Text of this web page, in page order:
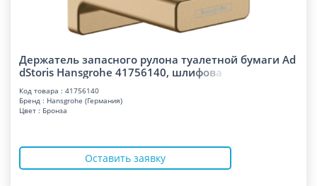
Держатель запасного рулона туалетной бумаги Ad
dStoris Hansgrohe 41756140, шлифова
Код товара : 41756140
Бренд : Hansgrohe (Германия)
Цвет : Бронза
Оставить заявку